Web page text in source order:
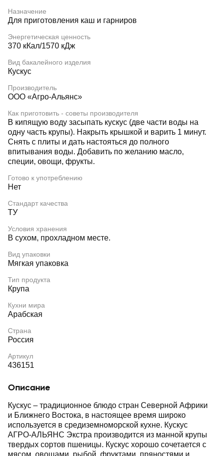
Назначение
Для приготовления каш и гарниров
Энергетическая ценность
370 кКал/1570 кДж
Вид бакалейного изделия
Кускус
Производитель
ООО «Агро-Альянс»
Как приготовить - советы производителя
В кипящую воду засыпать кускус (две части воды на
одну часть крупы). Накрыть крышкой и варить 1 минут.
Снять с плиты и дать настояться до полного
впитывания воды. Добавить по желанию масло,
специи, овощи, фрукты.
Готово к употреблению
Нет
Стандарт качества
ТУ
Условия хранения
В сухом, прохладном месте.
Вид упаковки
Мягкая упаковка
Тип продукта
Крупа
Кухни мира
Арабская
Страна
Россия
Артикул
436151
Описание
Кускус – традиционное блюдо стран Северной Африки
и Ближнего Востока, в настоящее время широко
используется в средиземноморской кухне. Кускус
АГРО-АЛЬЯНС Экстра производится из манной крупы
твердых сортов пшеницы. Кускус хорошо сочетается с
мясом, овощами, рыбой, фруктами, пряностями и